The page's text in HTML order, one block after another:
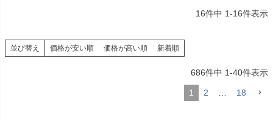
16件中 1-16件表示
並び替え 価格が安い順 価格が高い順 新着順
686件中 1-40件表示
1 2 … 18